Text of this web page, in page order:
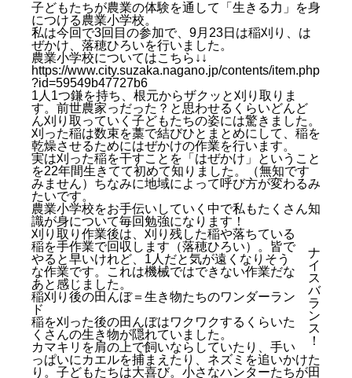
プライバシーポリシー
子どもたちが農業の体験を通して「生きる力」を身
につける農業小学校。
私は今回で3回目の参加で、9月23日は稲刈り、は
ぜかけ、落穂ひろいを行いました。
農業小学校についてはこちら↓↓
https://www.city.suzaka.nagano.jp/contents/item.php
?id=59549b47727b6
1人1つ鎌を持ち、根元からザクッと刈り取りま
す。前世農家っだった？と思わせるくらいどんど
ん刈り取っていく子どもたちの姿には驚きました。
刈った稲は数束を藁で結びひとまとめにして、稲を
乾燥させるためにはぜかけの作業を行います。
実は刈った稲を干すことを「はぜかけ」ということ
を22年間生きてて初めて知りました。（無知です
みません）ちなみに地域によって呼び方が変わるみ
たいです。
農業小学校をお手伝いしていく中で私もたくさん知
識が身について毎回勉強になります！
ナ
イ
ス
バ
ラ
ン
ス
！
刈り取り作業後は、刈り残した稲や落ちている
稲を手作業で回収します（落穂ひろい）。皆で
やると早いけれど、1人だと気が遠くなりそう
な作業です。これは機械ではできない作業だな
あと感じました。
稲刈り後の田んぼ＝生き物たちのワンダーラン
ド
稲を刈った後の田んぼはワクワクするくらいた
くさんの生き物が隠れていました。
カマキリを肩の上で飼いならしていたり、手い
っぱいにカエルを捕まえたり、ネズミを追いかけた
り。子どもたちは大喜び。小さなハンターたちが田